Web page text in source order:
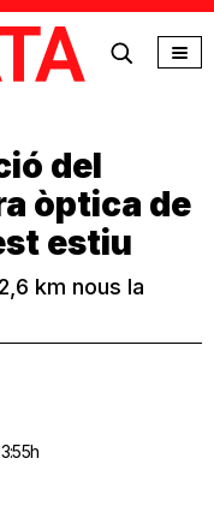
del
òptica de
estiu
km nous la